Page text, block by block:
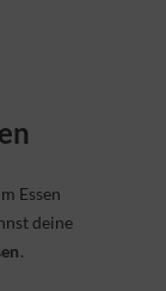
Essen
deine
.